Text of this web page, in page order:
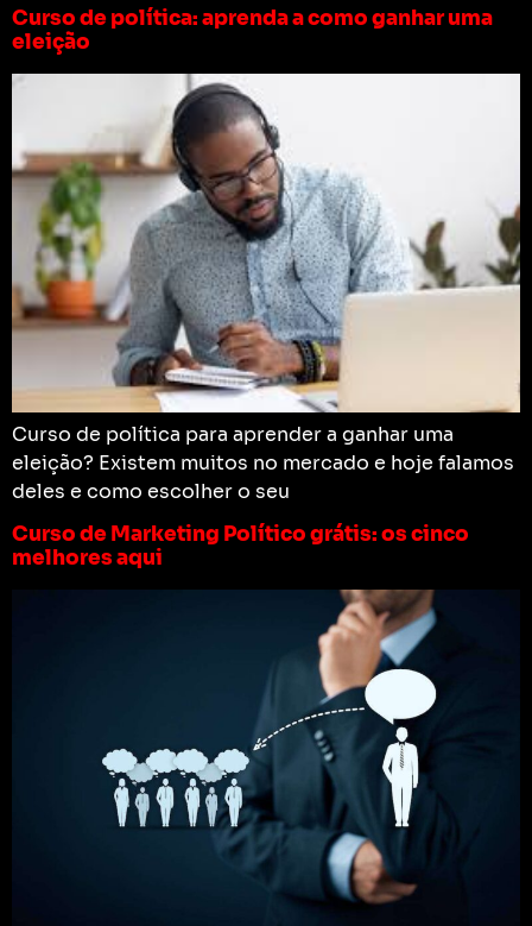
Curso de política: aprenda a como ganhar uma
eleição
Curso de política para aprender a ganhar uma
eleição? Existem muitos no mercado e hoje falamos
deles e como escolher o seu
Curso de Marketing Político grátis: os cinco
melhores aqui